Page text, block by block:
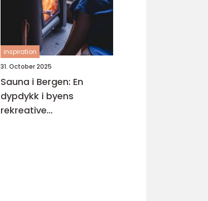
inspiration
31. October 2025
Sauna i Bergen: En
dypdykk i byens
rekreative